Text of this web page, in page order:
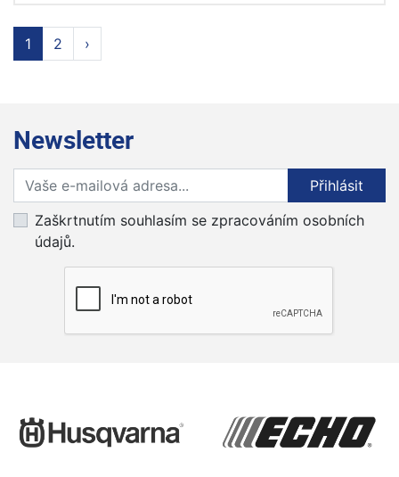
1 2 ›
Newsletter
Přihlaste se k odběru novinek
Přihlásit
Zaškrtnutím souhlasím se zpracováním osobních
údajů.